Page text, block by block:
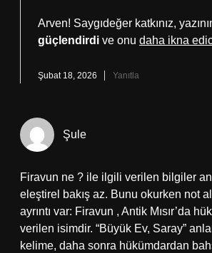
Arven! Saygıdeğer katkınız,
güçlendirdi ve onu daha ikna
Şubat 18, 2026 Yanıtla
Şule
Firavun ne ? ile ilgili verilen bilgiler
eleştirel bakış az. Bunu okurken not
ayrıntı var: Firavun , Antik Mısır’da
verilen isimdir. “Büyük Ev, Saray”
kelime, daha sonra hükümdardan